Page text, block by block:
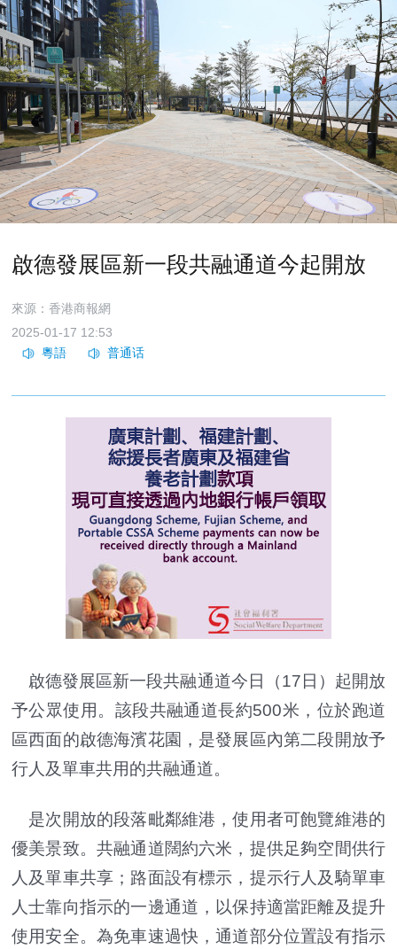
啟德發展區新一段共融通道今起開放
來源：香港商報網
2025-01-17 12:53
啟德發展區新一段共融通道今日（17日）起開放
予公眾使用。該段共融通道長約500米，位於跑道
區西面的啟德海濱花園，是發展區內第二段開放予
行人及單車共用的共融通道。
是次開放的段落毗鄰維港，使用者可飽覽維港的
優美景致。共融通道闊約六米，提供足夠空間供行
人及單車共享；路面設有標示，提示行人及騎單車
人士靠向指示的一邊通道，以保持適當距離及提升
使用安全。為免車速過快，通道部分位置設有指示